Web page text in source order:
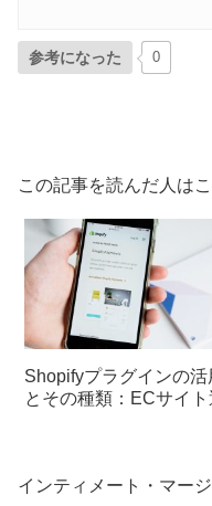
参考になった 0
この記事を読んだ人は
Shopifyプラグインの活
とその種類：ECサイト
インティメート・マー